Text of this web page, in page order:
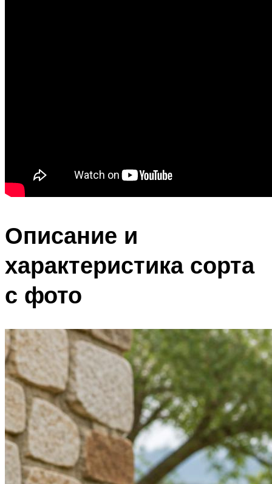
Описание и
характеристика сорта
с фото